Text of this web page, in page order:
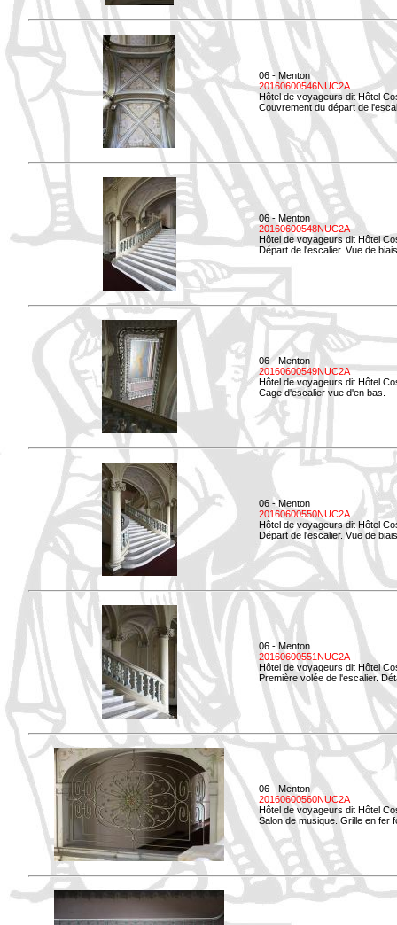
06 - Menton
20160600546NUC2A
Hôtel de voyageurs dit Hôtel
Couvrement du départ de
06 - Menton
20160600548NUC2A
Hôtel de voyageurs dit Hôtel
Départ de l'escalier. Vue de
06 - Menton
20160600549NUC2A
Hôtel de voyageurs dit Hôtel
Cage d'escalier vue d'en bas.
06 - Menton
20160600550NUC2A
Hôtel de voyageurs dit Hôtel
Départ de l'escalier. Vue de
06 - Menton
20160600551NUC2A
Hôtel de voyageurs dit Hôtel
Première volée de l'escalier.
06 - Menton
20160600560NUC2A
Hôtel de voyageurs dit Hôtel
Salon de musique. Grille en fer